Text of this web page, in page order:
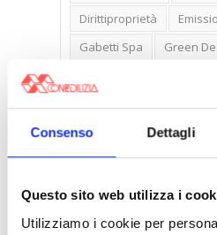
Consenso Dettagli
Questo sito web utilizza i
Utilizziamo i cookie per
Dirittiproprietà
Gabetti Spa
Green
Nudaproprietà
Prezzi
Prima Casa
Rendite Catastali
Ruderi